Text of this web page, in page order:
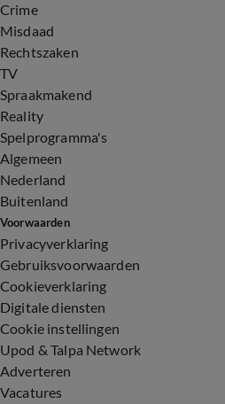
Crime
Misdaad
Rechtszaken
TV
Spraakmakend
Reality
Spelprogramma's
Algemeen
Nederland
Buitenland
Voorwaarden
Privacyverklaring
Gebruiksvoorwaarden
Cookieverklaring
Digitale diensten
Cookie instellingen
Upod & Talpa Network
Adverteren
Vacatures